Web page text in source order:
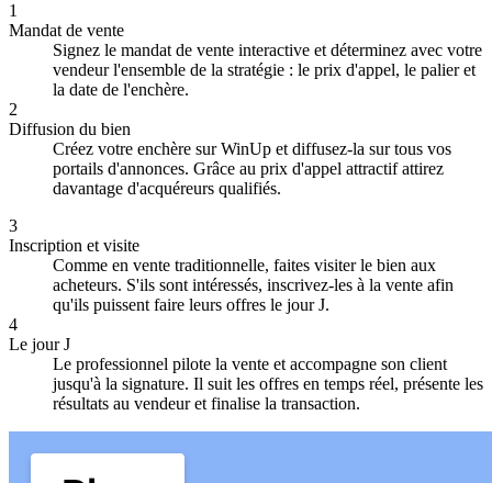
1
Mandat de vente
Signez le mandat de vente interactive et déterminez avec votre
vendeur l'ensemble de la stratégie : le prix d'appel, le palier et
la date de l'enchère.
2
Diffusion du bien
Créez votre enchère sur WinUp et diffusez-la sur tous vos
portails d'annonces. Grâce au prix d'appel attractif attirez
davantage d'acquéreurs qualifiés.
3
Inscription et visite
Comme en vente traditionnelle, faites visiter le bien aux
acheteurs. S'ils sont intéressés, inscrivez-les à la vente afin
qu'ils puissent faire leurs offres le jour J.
4
Le jour J
Le professionnel pilote la vente et accompagne son client
jusqu'à la signature. Il suit les offres en temps réel, présente les
résultats au vendeur et finalise la transaction.